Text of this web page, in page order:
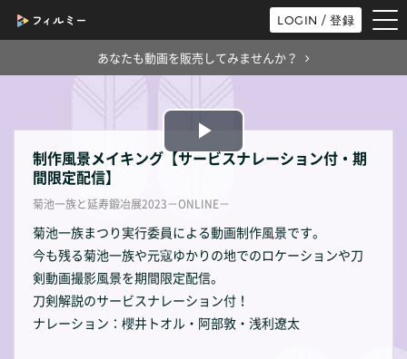
LOGIN / 登録
あなたも動画を販売してみませんか？
Play
Video
制作風景メイキング【サービスナレーション付・期
間限定配信】
菊池一族と延寿鍛冶展2023－ONLINE－
菊池一族まつり実行委員による動画制作風景です。
今も残る菊池一族や元寇ゆかりの地でのロケーションや刀
剣動画撮影風景を期間限定配信。
刀剣解説のサービスナレーション付！
ナレーション：櫻井トオル・阿部敦・浅利遼太